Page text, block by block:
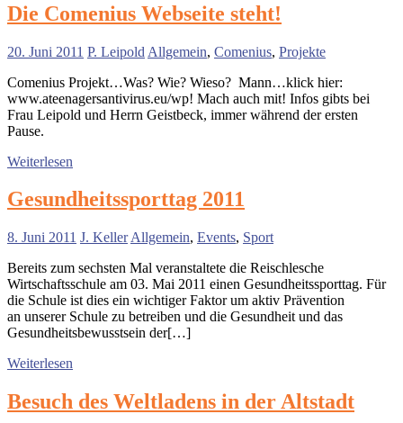
Die Comenius Webseite steht!
20. Juni 2011 P. Leipold Allgemein, Comenius, Projekte
Comenius Projekt…Was? Wie? Wieso? Mann…klick hier:
www.ateenagersantivirus.eu/wp! Mach auch mit! Infos gibts bei
Frau Leipold und Herrn Geistbeck, immer während der ersten
Pause.
Weiterlesen
Gesundheitssporttag 2011
8. Juni 2011 J. Keller Allgemein, Events, Sport
Bereits zum sechsten Mal veranstaltete die Reischlesche
Wirtschaftsschule am 03. Mai 2011 einen Gesundheitssporttag. Für
die Schule ist dies ein wichtiger Faktor um aktiv Prävention
an unserer Schule zu betreiben und die Gesundheit und das
Gesundheitsbewusstsein der[…]
Weiterlesen
Besuch des Weltladens in der Altstadt